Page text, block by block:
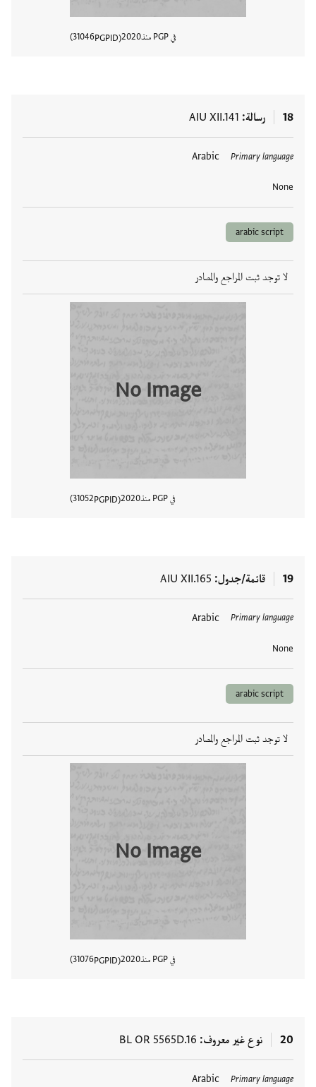
في PGP منذ 2020
PGPID
31046
18 رسالة AIU XII.141
Primary language
Arabic
None
العلامات
arabic script
لا توجد ثبت المراجع والمصادر
No Image
في PGP منذ 2020
PGPID
31052
19 قائمة/جدول AIU XII.165
Primary language
Arabic
None
العلامات
arabic script
لا توجد ثبت المراجع والمصادر
No Image
في PGP منذ 2020
PGPID
31076
20 نوع غير معروف BL OR 5565D.16
Primary language
Arabic العلامات